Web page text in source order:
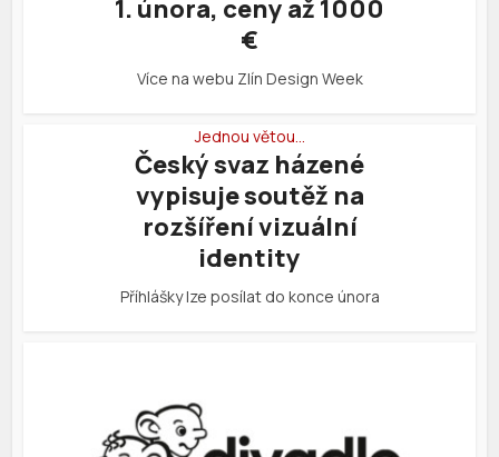
1. února, ceny až 1000
€
Více na webu Zlín Design Week
Jednou větou…
Český svaz házené
vypisuje soutěž na
rozšíření vizuální
identity
Příhlášky lze posílat do konce února